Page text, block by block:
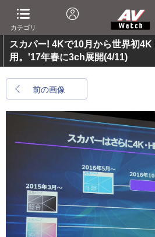
カテゴリ
スカパー! 4Kで10月から世界初
用。'17年春に3ch展開(4/11)
前の画像